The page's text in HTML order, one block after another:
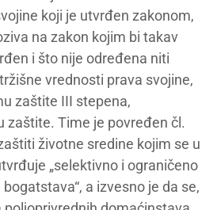
koji je utvrđen zakonom,
na zakon kojim bi takav
i što nije određena niti
vrednosti prava svojine,
zaštite III stepena,
zaštite. Time je povređen čl.
životne sredine kojim se u
„selektivno i ograničeno
a izvesno je da se,